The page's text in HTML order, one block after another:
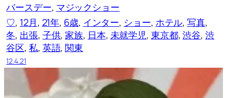
バースデー, マジックショー
♡, 12月, 21年, 6歳, インター, ショー, ホテル, 写真
冬, 出張, 子供, 家族, 日本, 未就学児, 東京都, 渋谷, 渋
谷区, 私, 英語, 関東
12.4.21